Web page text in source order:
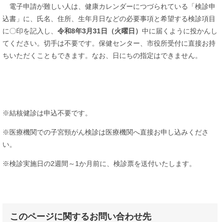
電子申請が難しい人は、健康カレンダーにつづられている「検診申
込書」に、氏名、住所、生年月日などの必要事項と希望する検診項目
に〇印を記入し、 令和8年3月31日（火曜日） 中に届くように投かんし
てください。切手は不要です。保健センター、市役所受付に直接お持
ちいただくこともできます。なお、日にちの指定はできません。
※結核健診は申込不要です。
※医療機関での子宮頸がん検診は医療機関へ直接お申し込みくださ
い。
※検診実施日の2週間～1か月前に、検診票を送付いたします。
このページに関するお問い合わせ先